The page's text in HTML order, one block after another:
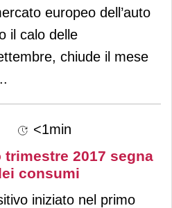
europeo dell’auto
il calo delle
chiude il mese
<1min
trimestre 2017 segna
consumi
iniziato nel primo